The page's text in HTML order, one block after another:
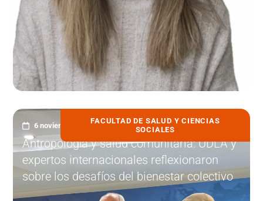
FACULTAD DE SALUD Y CIENCIAS
SOCIALES
6 noviembre, 2025
Antropología y salud comunitaria: UDLA y
expertos internacionales reflexionaron
sobre los desafíos del bienestar colectivo